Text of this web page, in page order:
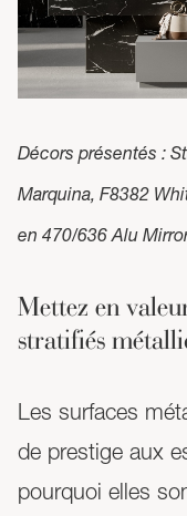
Décors présentés :
Marquina, F8382
en 470/636 Alu
Mettez en
stratifiés
Les surfaces
de prestige aux
pourquoi elles